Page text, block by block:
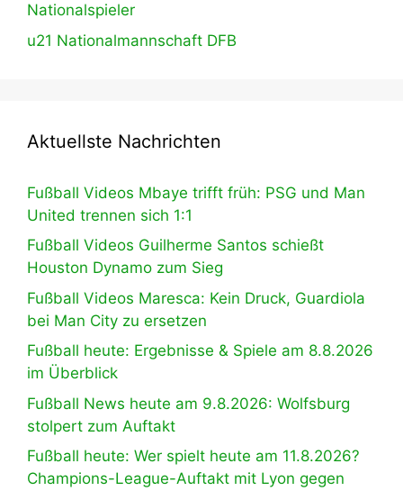
Nationalspieler
u21 Nationalmannschaft DFB
Aktuellste Nachrichten
Fußball Videos Mbaye trifft früh: PSG und Man
United trennen sich 1:1
Fußball Videos Guilherme Santos schießt
Houston Dynamo zum Sieg
Fußball Videos Maresca: Kein Druck, Guardiola
bei Man City zu ersetzen
Fußball heute: Ergebnisse & Spiele am 8.8.2026
im Überblick
Fußball News heute am 9.8.2026: Wolfsburg
stolpert zum Auftakt
Fußball heute: Wer spielt heute am 11.8.2026?
Champions-League-Auftakt mit Lyon gegen